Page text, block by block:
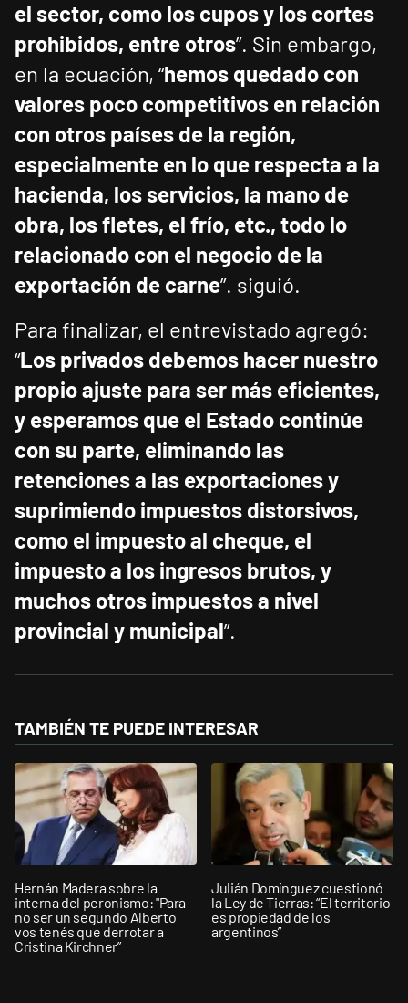
el sector, como los cupos y los cortes
prohibidos, entre otros”. Sin embargo,
en la ecuación, “hemos quedado con
valores poco competitivos en relación
con otros países de la región,
especialmente en lo que respecta a la
hacienda, los servicios, la mano de
obra, los fletes, el frío, etc., todo lo
relacionado con el negocio de la
exportación de carne”. siguió.
Para finalizar, el entrevistado agregó:
“Los privados debemos hacer nuestro
propio ajuste para ser más eficientes,
y esperamos que el Estado continúe
con su parte, eliminando las
retenciones a las exportaciones y
suprimiendo impuestos distorsivos,
como el impuesto al cheque, el
impuesto a los ingresos brutos, y
muchos otros impuestos a nivel
provincial y municipal”.
TAMBIÉN TE PUEDE INTERESAR
Hernán Madera sobre la
interna del peronismo: "Para
no ser un segundo Alberto
vos tenés que derrotar a
Cristina Kirchner”
Julián Domínguez cuestionó
la Ley de Tierras: “El territorio
es propiedad de los
argentinos”